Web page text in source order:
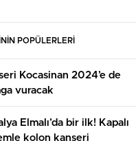
POPÜLERLERİ
Kocasinan 2024’e de
vuracak
Elmalı’da bir ilk! Kapalı
kolon kanseri